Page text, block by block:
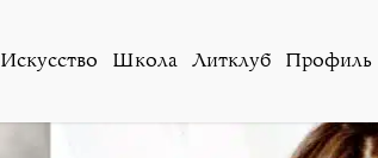
Искусство Школа Литклуб Профиль
Скрипачка Гвендолин Масин и